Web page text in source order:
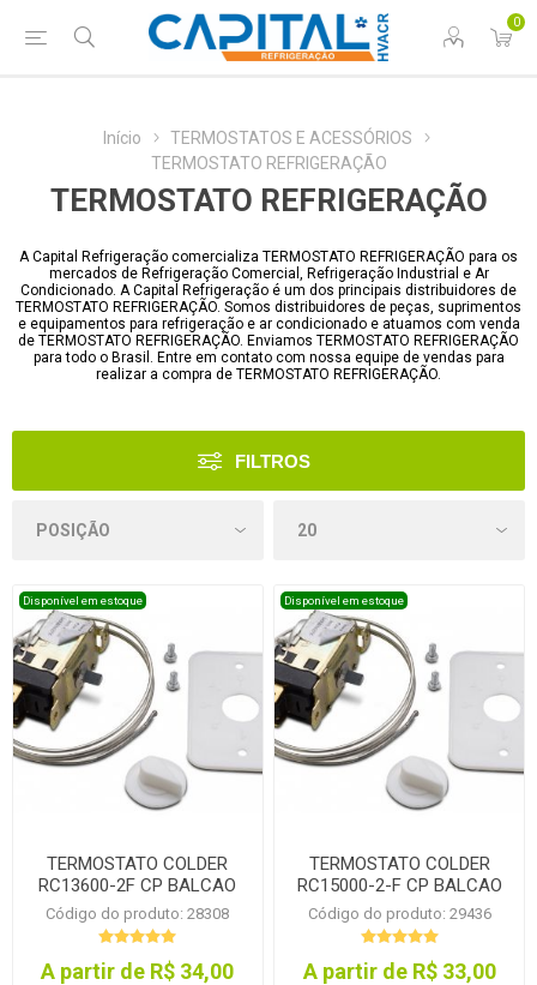
0
Início
TERMOSTATOS E ACESSÓRIOS
TERMOSTATO REFRIGERAÇÃO
TERMOSTATO REFRIGERAÇÃO
A Capital Refrigeração comercializa TERMOSTATO REFRIGERAÇÃO para os
mercados de Refrigeração Comercial, Refrigeração Industrial e Ar
Condicionado. A Capital Refrigeração é um dos principais distribuidores de
TERMOSTATO REFRIGERAÇÃO. Somos distribuidores de peças, suprimentos
e equipamentos para refrigeração e ar condicionado e atuamos com venda
de TERMOSTATO REFRIGERAÇÃO. Enviamos TERMOSTATO REFRIGERAÇÃO
para todo o Brasil. Entre em contato com nossa equipe de vendas para
realizar a compra de TERMOSTATO REFRIGERAÇÃO.
FILTROS
Disponível em estoque
TERMOSTATO COLDER
RC13600-2F CP BALCAO
Código do produto: 28308
A partir de R$ 34,00
Disponível em estoque
TERMOSTATO COLDER
RC15000-2-F CP BALCAO
Código do produto: 29436
A partir de R$ 33,00